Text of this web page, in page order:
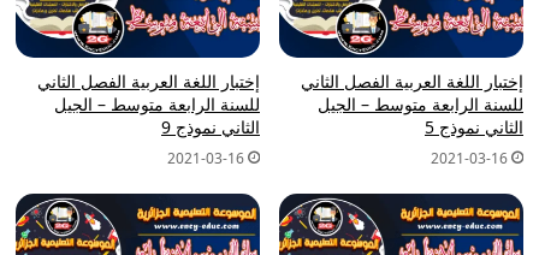
إختبار اللغة العربية الفصل الثاني
للسنة الرابعة متوسط – الجيل
الثاني نموذج 5
2021-03-16
إختبار اللغة العربية الفصل الثاني
للسنة الرابعة متوسط – الجيل
الثاني نموذج 9
2021-03-16